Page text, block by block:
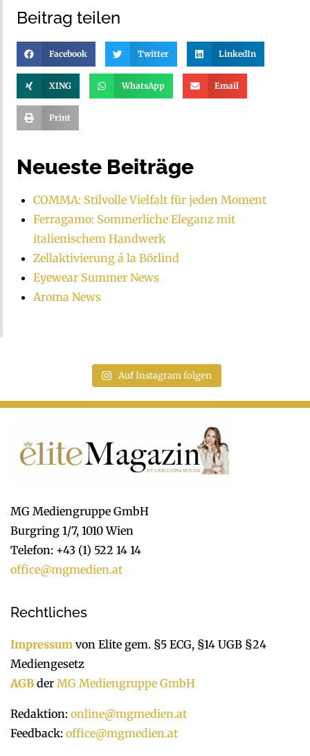
Beitrag teilen
Facebook Twitter LinkedIn
XING WhatsApp Email
Print
Neueste Beiträge
COMMA: Stilvolle Vielfalt für jeden Moment
Ferragamo: Sommerliche Eleganz mit
italienischem Handwerk
Zellaktivierung á la Börlind
Eyewear Summer News
Aroma News
Auf Instagram folgen
MG Mediengruppe GmbH
Burgring 1/7, 1010 Wien
Telefon: +43 (1) 522 14 14
office@mgmedien.at
Rechtliches
Impressum von Elite gem. §5 ECG, §14 UGB §24
Mediengesetz
AGB der MG Mediengruppe GmbH
Redaktion: online@mgmedien.at
Feedback: office@mgmedien.at